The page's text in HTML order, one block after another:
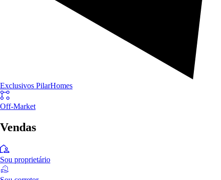
Exclusivos PilarHomes
Off-Market
Vendas
Sou proprietário